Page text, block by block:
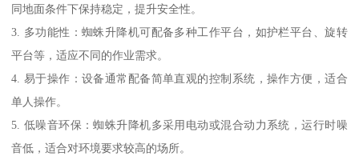
同地面条件下保持稳定，提升安全性。
3. 多功能性：蜘蛛升降机可配备多种工作平台，如护栏平台、旋转
平台等，适应不同的作业需求。
4. 易于操作：设备通常配备简单直观的控制系统，操作方便，适合
单人操作。
5. 低噪音环保：蜘蛛升降机多采用电动或混合动力系统，运行时噪
音低，适合对环境要求较高的场所。